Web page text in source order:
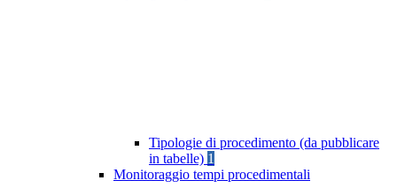
Tipologie di procedimento (da pubblicare
in tabelle) 1
Monitoraggio tempi procedimentali